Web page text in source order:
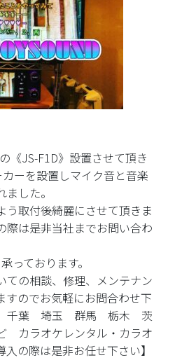
《JS-F1D》設置させて頂き
ーを設置しマイク音と音楽
した。
う取付後綺麗にさせて頂きま
際は是非当社までお問い合わ
っております。
ての相談、修理、メンテナン
すのでお気軽にお問合わせ下
千葉 埼玉 群馬 栃木 茨
ラオケレンタル・カラオ
の際は是非お任せ下さい】